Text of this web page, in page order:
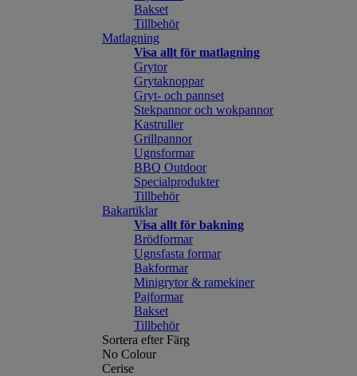
Bakset
Tillbehör
Matlagning
Visa allt för matlagning
Grytor
Grytaknoppar
Gryt- och pannset
Stekpannor och wokpannor
Kastruller
Grillpannor
Ugnsformar
BBQ Outdoor
Specialprodukter
Tillbehör
Bakartiklar
Visa allt för bakning
Brödformar
Ugnsfasta formar
Bakformar
Minigrytor & ramekiner
Pajformar
Bakset
Tillbehör
Sortera efter Färg
No Colour
Cerise